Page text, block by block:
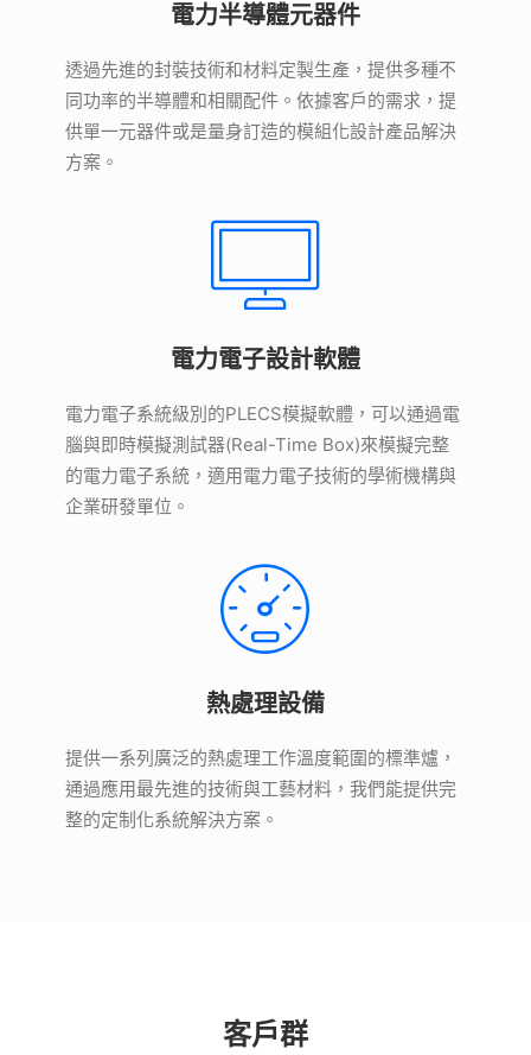
電力半導體元器件
透過先進的封裝技術和材料定製生產，提供多種不
同功率的半導體和相關配件。依據客戶的需求，提
供單一元器件或是量身訂造的模組化設計產品解決
方案。
電力電子設計軟體
電力電子系統級別的PLECS模擬軟體，可以通過電
腦與即時模擬測試器(Real-Time Box)來模擬完整
的電力電子系統，適用電力電子技術的學術機構與
企業研發單位。
熱處理設備
提供一系列廣泛的熱處理工作溫度範圍的標準爐，
通過應用最先進的技術與工藝材料，我們能提供完
整的定制化系統解決方案。
客戶群